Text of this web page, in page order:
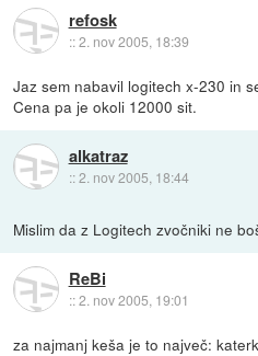
refosk
::2. nov 2005, 18:39
Jaz sem nabavil logitech x-230 in
Cena pa je okoli 12000 sit.
alkatraz
::2. nov 2005, 18:44
Mislim da z Logitech zvočniki ne
ReBi
::2. nov 2005, 19:01
za najmanj keša je to največ: